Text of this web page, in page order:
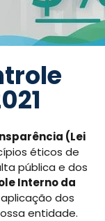
(Lei
éticos de
pública e dos
Interno da
dos
entidade.